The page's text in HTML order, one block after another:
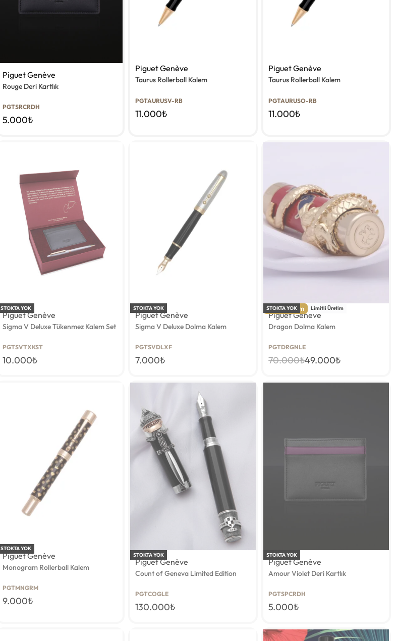
Piguet Genève
Rouge Deri Kartlık
PGTSRCRDH
5.000₺
Piguet Genève
Taurus Rollerball Kalem
PGTAURUSV-RB
11.000₺
Piguet Genève
Taurus Rollerball Kalem
PGTAURUSO-RB
11.000₺
STOKTA YOK
Piguet Genève
Sigma V Deluxe Tükenmez Kalem Set
PGTSVTXKST
10.000₺
STOKTA YOK
Piguet Genève
Sigma V Deluxe Dolma Kalem
PGTSVDLXF
7.000₺
-30% indirim Limitli Üretim
STOKTA YOK
Piguet Genève
Dragon Dolma Kalem
PGTDRGNLE
70.000₺49.000₺
STOKTA YOK
Piguet Genève
Monogram Rollerball Kalem
PGTMNGRM
9.000₺
Limitli Üretim
STOKTA YOK
Piguet Genève
Count of Geneva Limited Edition
PGTCOGLE
130.000₺
STOKTA YOK
Piguet Genève
Amour Violet Deri Kartlık
PGTSPCRDH
5.000₺